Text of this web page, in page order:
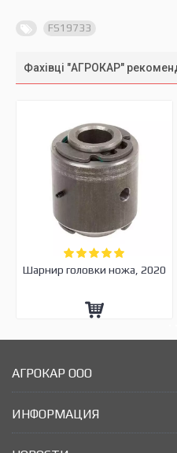
FS19733
Фахівці "АГРОКАР"
Шарнир головки ножа, 2020
АГРОКАР ООО
ИНФОРМАЦИЯ